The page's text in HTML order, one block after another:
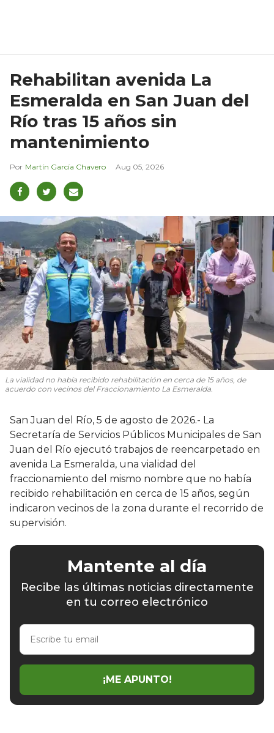
Rehabilitan avenida La
Esmeralda en San Juan del
Río tras 15 años sin
mantenimiento
Martín García Chavero Aug 05, 2026
La vialidad no había recibido rehabilitación en cerca de 15 años, de
acuerdo con vecinos del Fraccionamiento La Esmeralda.
San Juan del Río, 5 de agosto de 2026.- La
Secretaría de Servicios Públicos Municipales de San
Juan del Río ejecutó trabajos de reencarpetado en
avenida La Esmeralda, una vialidad del
fraccionamiento del mismo nombre que no había
recibido rehabilitación en cerca de 15 años, según
indicaron vecinos de la zona durante el recorrido de
supervisión.
Mantente al día
Recibe las últimas noticias directamente
en tu correo electrónico
Escribe
email
¡ME APUNTO!